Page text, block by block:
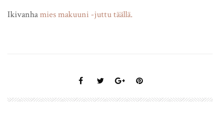
Ikivanhamies makuuni -juttu täällä.